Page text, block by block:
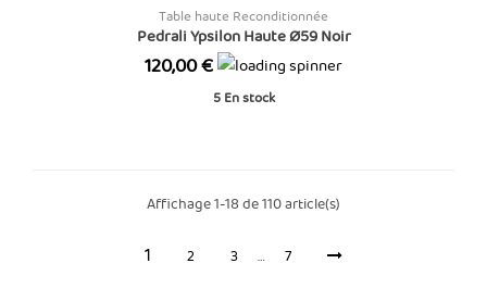
Table haute Reconditionnée
Pedrali Ypsilon Haute Ø59 Noir
Prix
120,00 €
5 En stock
Affichage 1-18 de 110 article(s)
1 2 3 … 7